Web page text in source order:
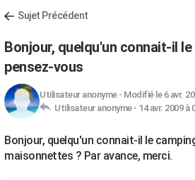
Sujet Précédent
Bonjour, quelqu'un connait-il
pensez-vous
Utilisateur anonyme- Modifié le 6 avr.
Utilisateur anonyme - 14 avr. 2009 à
Bonjour, quelqu'un connait-il le
maisonnettes ? Par avance, merci.